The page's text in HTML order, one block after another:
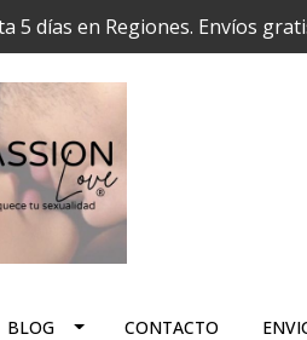
5 días en Regiones. Envíos
BLOG CONTACTO